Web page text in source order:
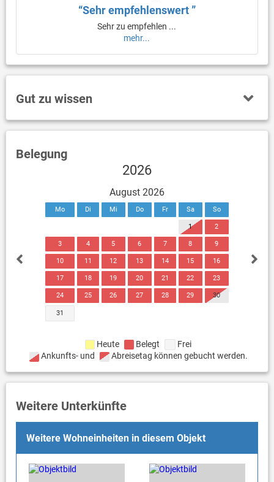
“Sehr empfehlenswert ”
Sehr zu empfehlen ...
mehr...
Gut zu wissen
Belegung
2026
August 2026
Mo Di Mi Do Fr Sa So
1 2
3 4 5 6 7 8 9
10 11 12 13 14 15 16
17 18 19 20 21 22 23
24 25 26 27 28 29 30
31
Heute Belegt
Frei
Ankunfts- und
Abreisetag können gebucht werden.
Weitere Unterkünfte
Weitere Wohneinheiten in diesem Objekt